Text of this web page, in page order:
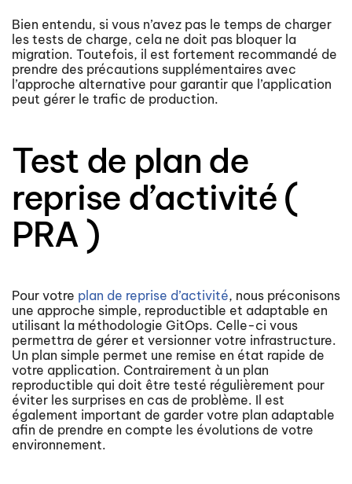
Bien entendu, si vous n’avez pas le temps de charger
les tests de charge, cela ne doit pas bloquer la
migration. Toutefois, il est fortement recommandé de
prendre des précautions supplémentaires avec
l’approche alternative pour garantir que l’application
peut gérer le trafic de production.
Test de plan de
reprise d’activité (
PRA )
Pour votre plan de reprise d’activité, nous préconisons
une approche simple, reproductible et adaptable en
utilisant la méthodologie GitOps. Celle-ci vous
permettra de gérer et versionner votre infrastructure.
Un plan simple permet une remise en état rapide de
votre application. Contrairement à un plan
reproductible qui doit être testé régulièrement pour
éviter les surprises en cas de problème. Il est
également important de garder votre plan adaptable
afin de prendre en compte les évolutions de votre
environnement.